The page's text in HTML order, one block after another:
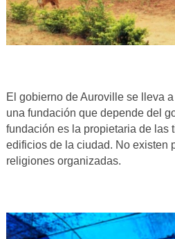
El gobierno de Auroville se lleva
una fundación que depende del
fundación es la propietaria de las
edificios de la ciudad. No existen
religiones organizadas.